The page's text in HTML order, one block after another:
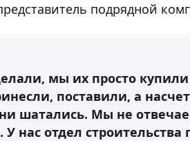
подрядной
мы их просто
поставили, а
шатались. Мы не
нас отдел строительства